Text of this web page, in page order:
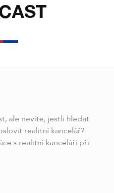
ale nevíte, jestli hledat
realitní kancelář?
s realitní kanceláří při